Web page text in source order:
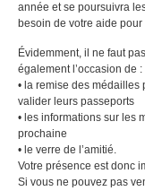
année et se poursuivra
besoin de votre aide
Évidemment, il ne faut
également l’occasion de :
• la remise des médailles
valider leurs passeports
• les informations sur les
prochaine
• le verre de l’amitié.
Votre présence est donc
Si vous ne pouvez pas